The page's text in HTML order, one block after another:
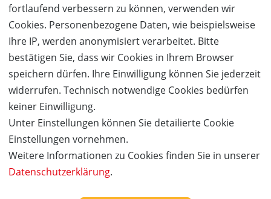
fortlaufend verbessern zu können, verwenden wir
Cookies. Personenbezogene Daten, wie beispielsweise
Ihre IP, werden anonymisiert verarbeitet. Bitte
bestätigen Sie, dass wir Cookies in Ihrem Browser
speichern dürfen. Ihre Einwilligung können Sie jederzeit
widerrufen. Technisch notwendige Cookies bedürfen
keiner Einwilligung.
Unter Einstellungen können Sie detailierte Cookie
Einstellungen vornehmen.
Weitere Informationen zu Cookies finden Sie in unserer
Datenschutzerklärung.
Für wen ist E-Foiling was?
Abenteuerlustige & Wassersportfans
Wassersportler ohne Vorkenntnisse
Fortgeschrittene zur Technikverbesserung
Perfekt als Geschenk oder Erlebnisgutschein
Besondere Highlights
Einzigartiges „Fliegen über Wasser“-Gefühl